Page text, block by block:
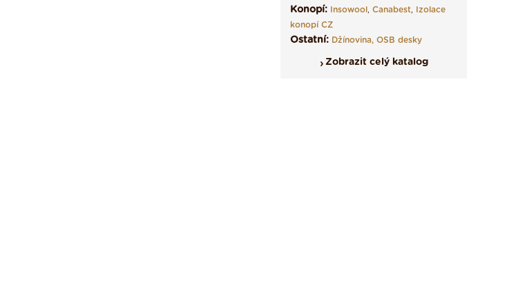
Konopí: Insowool, Canabest, Izolace
konopí CZ
Ostatní: Džínovina, OSB desky
Zobrazit celý katalog